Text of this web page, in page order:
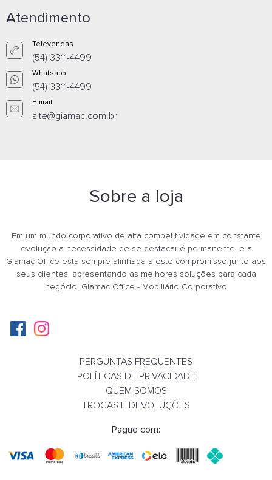
Cavaletti - Rev Grid -
Comprar Pelo WhatsApp
Atendimento
Televendas
(54) 3311-4499
Whatsapp
(54) 3311-4499
E-mail
site@giamac.com.br
Sobre a loja
Em um mundo corporativo de alta competitividade em constante
evolução a necessidade de se destacar é permanente, e a
Giamac Office esta sempre alinhada a este compromisso junto aos
seus clientes, apresentando as melhores soluções para cada
negócio. Giamac Office - Mobiliário Corporativo
PERGUNTAS FREQUENTES
POLÍTICAS DE PRIVACIDADE
QUEM SOMOS
TROCAS E DEVOLUÇÕES
Pague com: